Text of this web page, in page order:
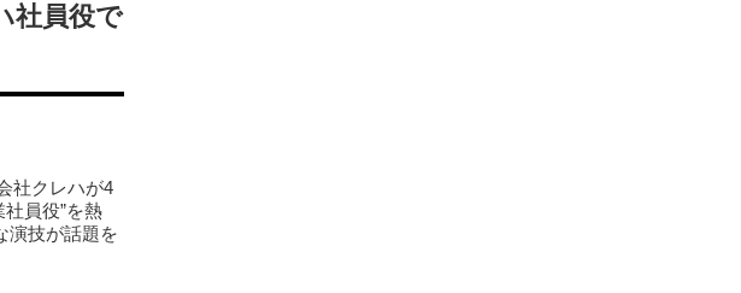
社員役で
社クレハが4
員役”を熱
演技が話題を